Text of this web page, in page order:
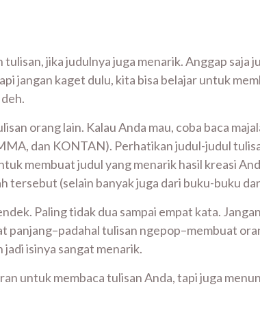
jika judulnya juga menarik. Anggap saja
jangan kaget dulu, kita bisa belajar untuk
orang lain. Kalau Anda mau, coba baca
dan KONTAN). Perhatikan judul-judul
membuat judul yang menarik hasil kreasi
tersebut (selain banyak juga dari buku-buku
Paling tidak dua sampai empat kata.
panjang–padahal tulisan ngepop–membuat
isinya sangat menarik.
untuk membaca tulisan Anda, tapi juga